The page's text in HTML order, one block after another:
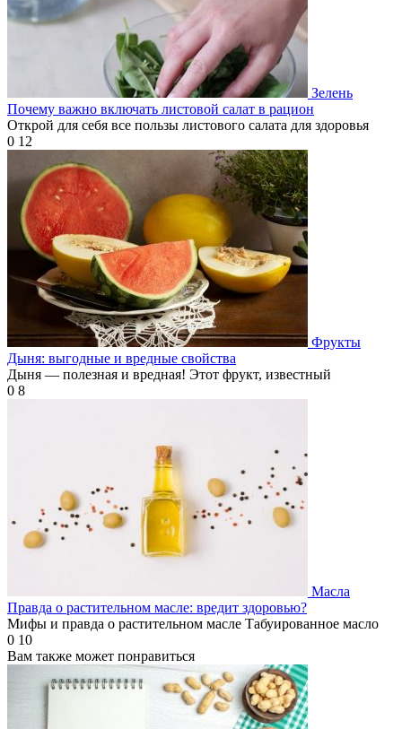
Зелень
Почему важно включать листовой салат в рацион
Открой для себя все пользы листового салата для здоровья
0 12
Фрукты
Дыня: выгодные и вредные свойства
Дыня — полезная и вредная! Этот фрукт, известный
0 8
Масла
Правда о растительном масле: вредит здоровью?
Мифы и правда о растительном масле Табуированное масло
0 10
Вам также может понравиться